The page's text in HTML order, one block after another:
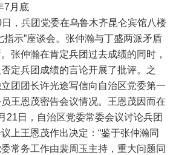
7月底
，兵团党委在乌鲁木齐昆仑宾馆八楼
指示”座谈会。张仲瀚与丁盛两派矛盾
张仲瀚在肯定兵团过去成绩的同时，
定兵团成绩的言论开展了批评。之
团团长许光途写信向自治区党委第一
王恩茂密告会议情况。王恩茂因而在
21日，自治区党委常委会议讨论兵团
上王恩茂作出决定：“鉴于张仲瀚同
常务工作由裴周玉主持，重大问题同